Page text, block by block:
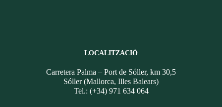
LOCALITZACIÓ
Carretera Palma – Port de Sóller, km 30,5
Sóller (Mallorca, Illes Balears)
Tel.: (+34) 971 634 064